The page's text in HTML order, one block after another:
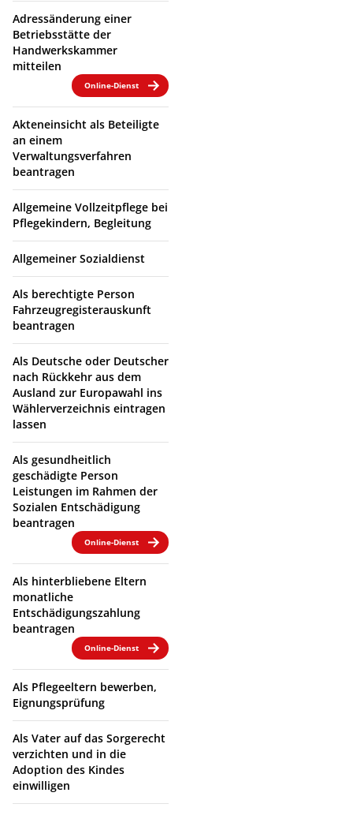
Adressänderung einer
Betriebsstätte der
Handwerkskammer
mitteilen
Online-Dienst
Akteneinsicht als Beteiligte
an einem
Verwaltungsverfahren
beantragen
Allgemeine Vollzeitpflege bei
Pflegekindern, Begleitung
Allgemeiner Sozialdienst
Als berechtigte Person
Fahrzeugregisterauskunft
beantragen
Als Deutsche oder Deutscher
nach Rückkehr aus dem
Ausland zur Europawahl ins
Wählerverzeichnis eintragen
lassen
Als gesundheitlich
geschädigte Person
Leistungen im Rahmen der
Sozialen Entschädigung
beantragen
Online-Dienst
Als hinterbliebene Eltern
monatliche
Entschädigungszahlung
beantragen
Online-Dienst
Als Pflegeeltern bewerben,
Eignungsprüfung
Als Vater auf das Sorgerecht
verzichten und in die
Adoption des Kindes
einwilligen